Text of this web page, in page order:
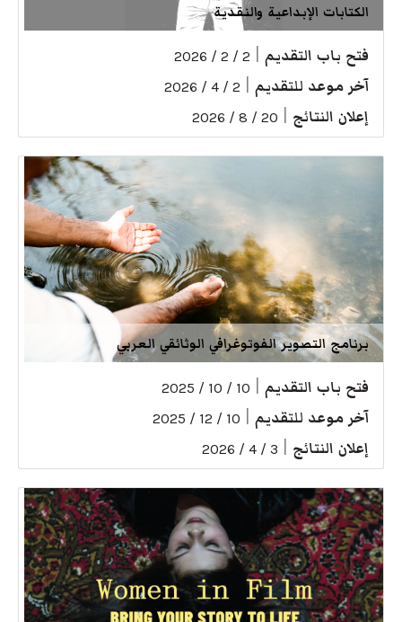
الكتابات الإبداعية والنقدية
فتح باب التقديم 2 / 2 / 2026
آخر موعد للتقديم 2 / 4 / 2026
إعلان النتائج 20 / 8 / 2026
برنامج التصوير الفوتوغرافي الوثائقي العربي
فتح باب التقديم 10 / 10 / 2025
آخر موعد للتقديم 10 / 12 / 2025
إعلان النتائج 3 / 4 / 2026